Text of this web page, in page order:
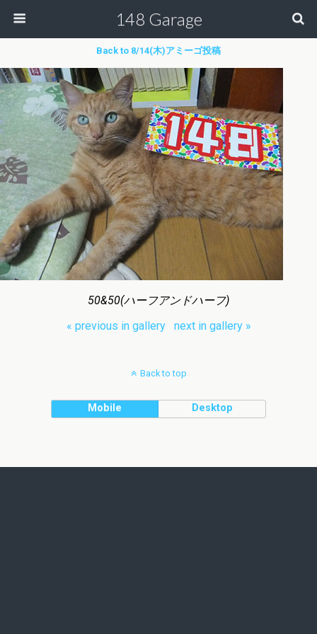
148 Garage
Back to 8/14(木)アミーゴ投稿
50&50(ハーフアンドハーフ)
« previous in gallery
next in gallery »
Back to top
Mobile Desktop